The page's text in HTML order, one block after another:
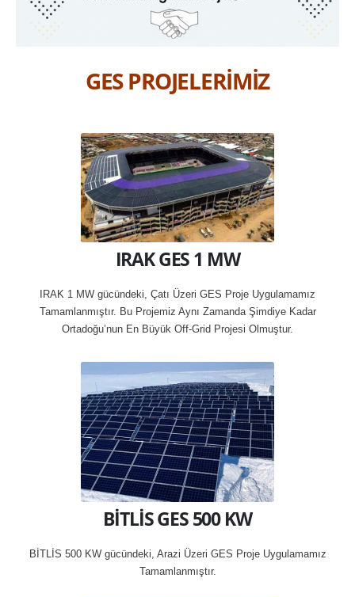
GES PROJELERİMİZ
IRAK GES 1 MW
IRAK 1 MW gücündeki, Çatı Üzeri GES Proje Uygulamamız
Tamamlanmıştır. Bu Projemiz Aynı Zamanda Şimdiye Kadar
Ortadoğu’nun En Büyük Off-Grid Projesi Olmuştur.
BİTLİS GES 500 KW
BİTLİS 500 KW gücündeki, Arazi Üzeri GES Proje Uygulamamız
Tamamlanmıştır.